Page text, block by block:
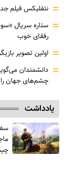
= نتفلیکس فیلم
= ستاره سریال
رفقای خوب
= اولین تصویر
= دانشمندان
چشم‌های جهان را
یادداشت